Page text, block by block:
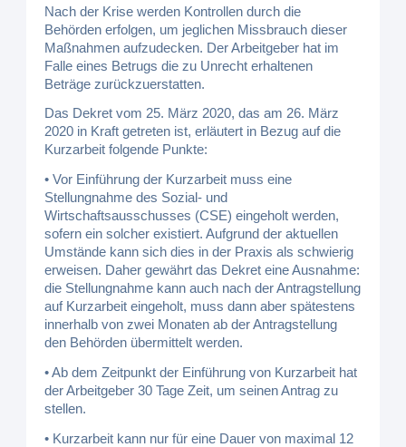
Nach der Krise werden Kontrollen durch die
Behörden erfolgen, um jeglichen Missbrauch dieser
Maßnahmen aufzudecken. Der Arbeitgeber hat im
Falle eines Betrugs die zu Unrecht erhaltenen
Beträge zurückzuerstatten.
Das Dekret vom 25. März 2020, das am 26. März
2020 in Kraft getreten ist, erläutert in Bezug auf die
Kurzarbeit folgende Punkte:
• Vor Einführung der Kurzarbeit muss eine
Stellungnahme des Sozial- und
Wirtschaftsausschusses (CSE) eingeholt werden,
sofern ein solcher existiert. Aufgrund der aktuellen
Umstände kann sich dies in der Praxis als schwierig
erweisen. Daher gewährt das Dekret eine Ausnahme:
die Stellungnahme kann auch nach der Antragstellung
auf Kurzarbeit eingeholt, muss dann aber spätestens
innerhalb von zwei Monaten ab der Antragstellung
den Behörden übermittelt werden.
• Ab dem Zeitpunkt der Einführung von Kurzarbeit hat
der Arbeitgeber 30 Tage Zeit, um seinen Antrag zu
stellen.
• Kurzarbeit kann nur für eine Dauer von maximal 12